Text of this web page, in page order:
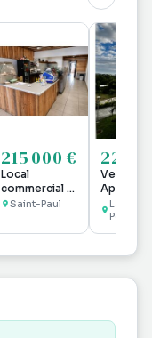
215 000 €
Local
commercial -
Eperon -
Saint-Paul
225
Vente
3 pièces
La